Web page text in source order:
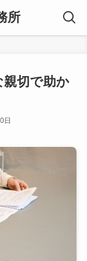
所
切で助か
日